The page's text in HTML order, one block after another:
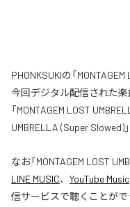
PHONKSUKIの「
今回デジタル配信された楽
「MONTAGEM LOST
UMBRELLA (Super Slowed)
なお「MONTAGEM LOST
LINE MUSIC、 YouTube Music
信サービスで聴くことがで